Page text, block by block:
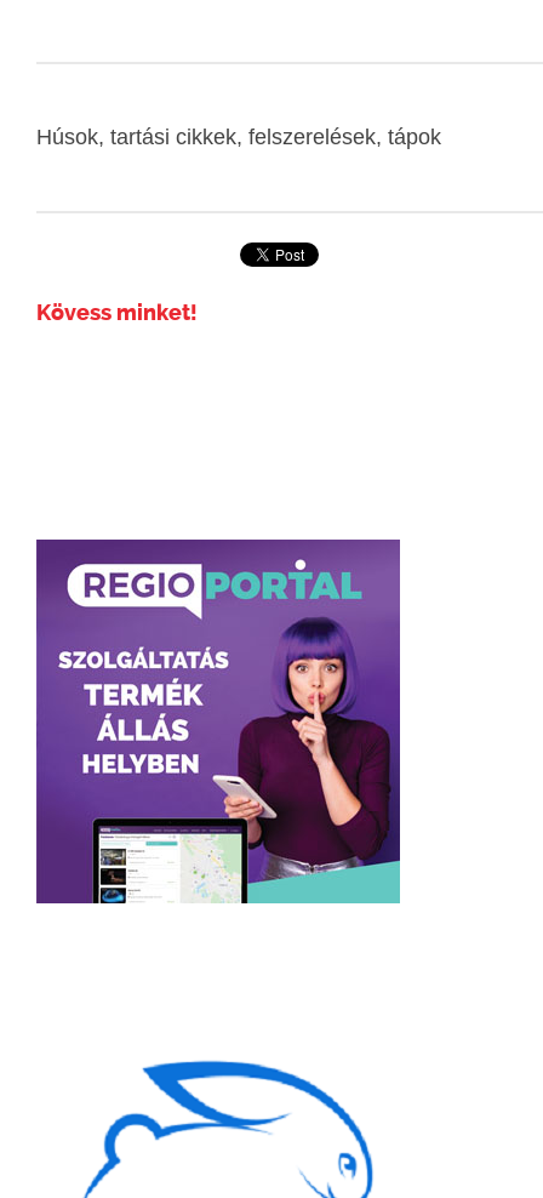
Húsok, tartási cikkek, felszerelések, tápok
Kövess minket!